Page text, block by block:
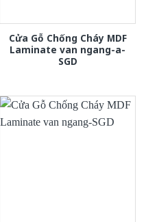
Cửa Gỗ Chống Cháy MDF
Laminate van ngang-a-
SGD